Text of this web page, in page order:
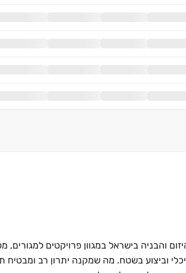
וביצוע בשטח. מה שמקנה יתרון רב ומבטיח